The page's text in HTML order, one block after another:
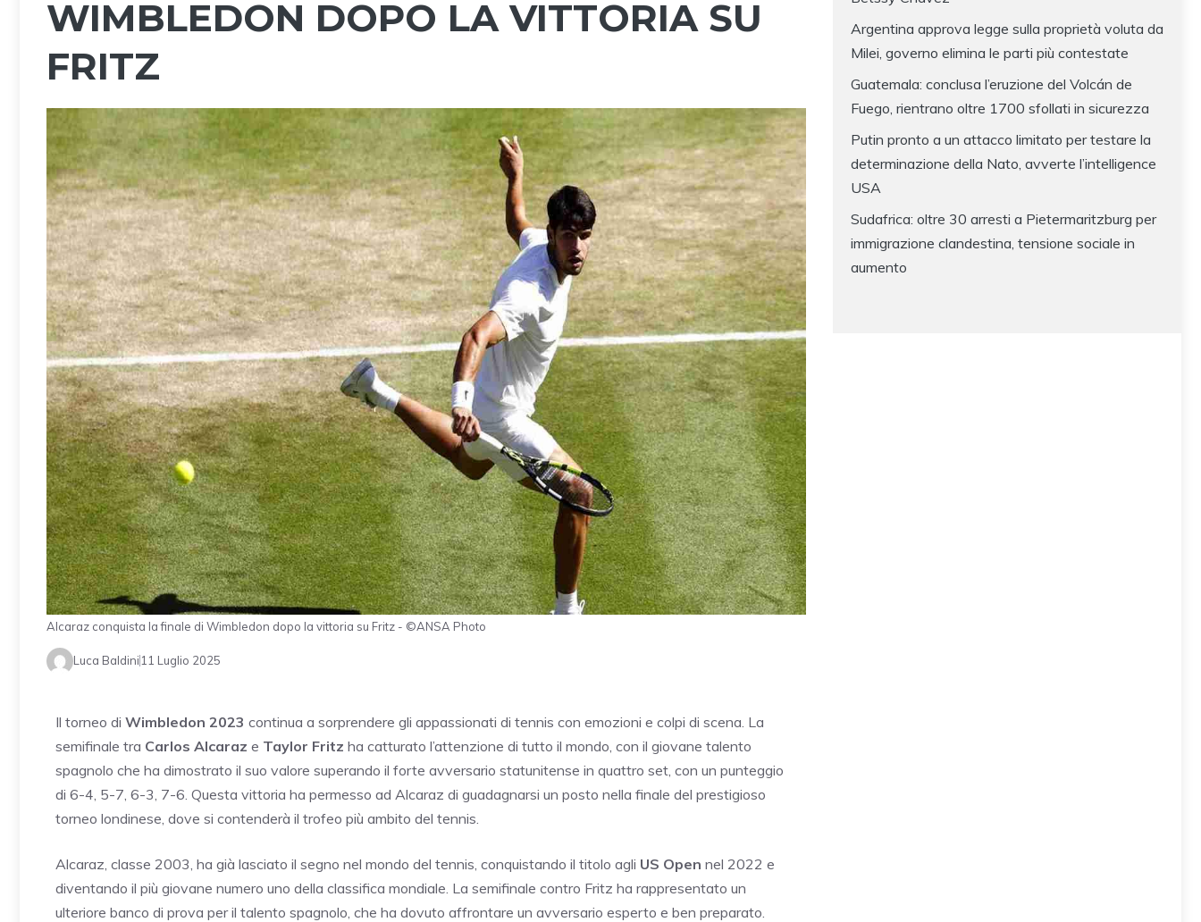
WIMBLEDON DOPO LA VITTORIA SU
FRITZ
Alcaraz conquista la finale di Wimbledon dopo la vittoria su Fritz - ©ANSA Photo
Luca Baldini11 Luglio 2025
Il torneo di Wimbledon 2023 continua a sorprendere gli appassionati di tennis con emozioni e colpi di scena. La
semifinale tra Carlos Alcaraz e Taylor Fritz ha catturato l’attenzione di tutto il mondo, con il giovane talento
spagnolo che ha dimostrato il suo valore superando il forte avversario statunitense in quattro set, con un punteggio
di 6-4, 5-7, 6-3, 7-6. Questa vittoria ha permesso ad Alcaraz di guadagnarsi un posto nella finale del prestigioso
torneo londinese, dove si contenderà il trofeo più ambito del tennis.
Alcaraz, classe 2003, ha già lasciato il segno nel mondo del tennis, conquistando il titolo agli US Open nel 2022 e
diventando il più giovane numero uno della classifica mondiale. La semifinale contro Fritz ha rappresentato un
ulteriore banco di prova per il talento spagnolo, che ha dovuto affrontare un avversario esperto e ben preparato.
Argentina approva legge sulla proprietà voluta da
Milei, governo elimina le parti più contestate
Guatemala: conclusa l’eruzione del Volcán de
Fuego, rientrano oltre 1700 sfollati in sicurezza
Putin pronto a un attacco limitato per testare la
determinazione della Nato, avverte l’intelligence
USA
Sudafrica: oltre 30 arresti a Pietermaritzburg per
immigrazione clandestina, tensione sociale in
aumento